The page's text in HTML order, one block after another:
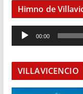
Himno de
e
o
00:00
VILLAVICENCIO